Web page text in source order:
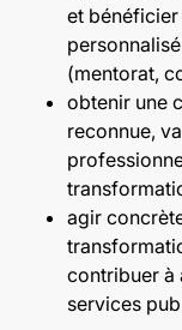
et bénéficier
(mentorat,
obtenir une
reconnue,
agir
contribuer à
services